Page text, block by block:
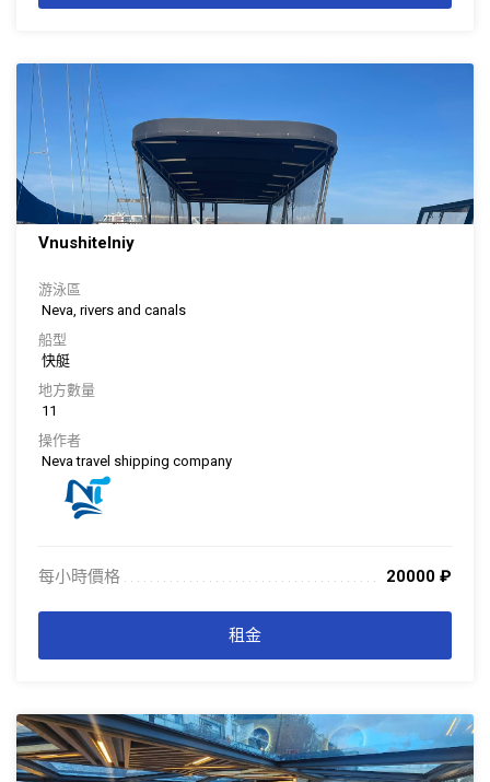
Vnushitelniy
游泳區
Neva, rivers and canals
船型
快艇
地方數量
11
操作者
Neva travel shipping company
每小時價格 20000 ₽
. . . . . . . . . . . . . . . . . . . . . . . . . . . . . . . . . . . . . . . . . . . . . . . . . . . . . . . . . . . . . . .
租金